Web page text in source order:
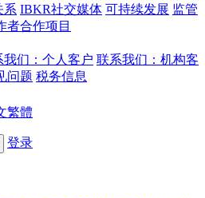
系 IBKR社交媒体 可持续发展 监管
者合作项目
我们：个人客户 联系我们：机构客
问题 税务信息
繁體
登录